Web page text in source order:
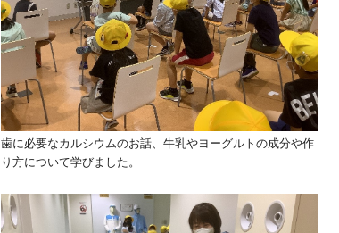
歯に必要なカルシウムのお話、牛乳やヨーグルトの成分や作
り方について学びました。